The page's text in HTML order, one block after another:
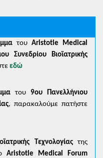
του Aristotle Medical
Συνεδρίου Βιοϊατρικής
εδώ
του 9ου Πανελλήνιου
, παρακαλούμε πατήστε
Τεχνολογίαςτης
Aristotle Medical Forum